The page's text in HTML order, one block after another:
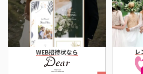
WEB招待状なら レ